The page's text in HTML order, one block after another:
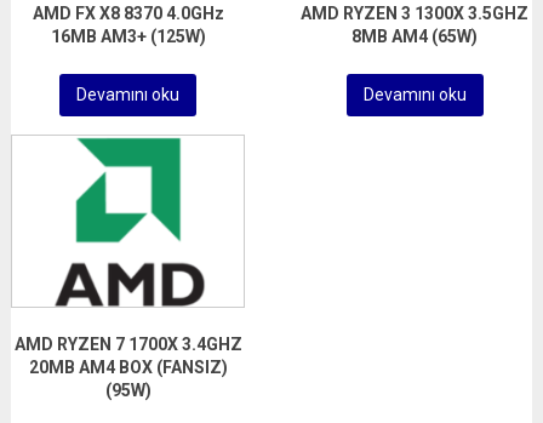
AMD FX X8 8370 4.0GHz
16MB AM3+ (125W)
Devamını oku
AMD RYZEN 3 1300X 3.5GHZ
8MB AM4 (65W)
Devamını oku
AMD RYZEN 7 1700X 3.4GHZ
20MB AM4 BOX (FANSIZ)
(95W)